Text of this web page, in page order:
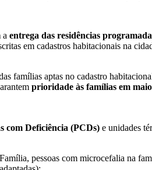
a entrega das residências
em cadastros habitacionais na
famílias aptas no cadastro
prioridade às famílias em
com Deficiência (PCDs) e unidades
pessoas com microcefalia na